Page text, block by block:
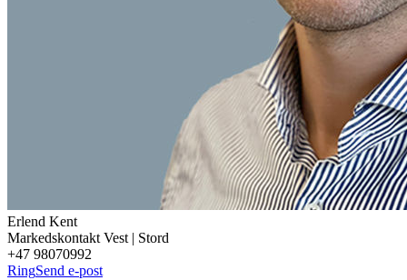
Erlend Kent
Markedskontakt Vest | Stord
+47 98070992
RingSend e-post